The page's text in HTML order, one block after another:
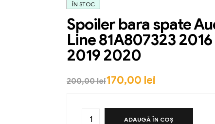
ÎN STOC
Spoiler bara spate
Line 81A807323
2019 2020
200,00lei170,00 lei
ADAUGĂ ÎN COȘ